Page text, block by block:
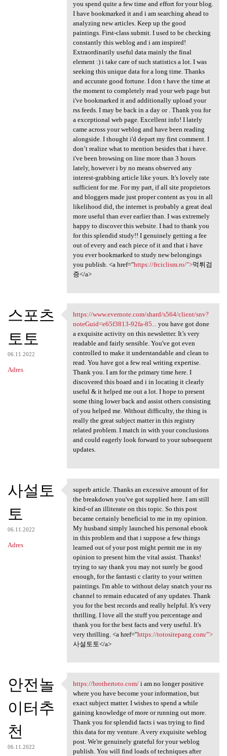
you spend quite a few time and effort for your blog.
I have bookmarked it and i am searching ahead to
analyzing new articles. Keep up the good
paintings. First-class submit. I used to be checking
constantly this weblog and i am inspired!
Extraordinarily useful data mainly the final
element :) i take care of such statistics a lot. I was
seeking this unique data for a long time. Thanks
and accurate good fortune. I don t have the time at
the moment to completely read your web page but
i've bookmarked it and additionally upload your
rss feeds. I may be back in a day or . Thank you for
a exceptional web page. Excellent info! I lately
came across your weblog and have been reading
alongside. I thought i'd depart my first comment. I
don’t realize what to mention besides that i have.
i've been browsing on line more than 3 hours
lately, however i by no means observed any
interest-grabbing article like yours. It's lovely rate
sufficient for me. For my part, if all site proprietors
and bloggers made just proper content as you in all
likelihood did, the internet is probably a great deal
more useful than ever earlier than. I was extremely
happy to discover this website. I had to thank you
for this splendid study!! I genuinely getting a fee
out of every and each piece of it and that i have
you ever bookmarked to study new belongings
you publish. <a href="https://frciclism.ro/">먹튀검
증</a>
스포츠
토토
06.11.2022
Adres
https://www.evernote.com
https://www.evernote.com/shard/s564/client/snv?
noteGuid=e65f3813-92fa-85...you have got done
a exquisite activity on this newsletter. It’s very
readable and fairly sensible. You've got even
controlled to make it understandable and clean to
read. You have got a few real writing expertise.
Thank you. I am for the primary time here. I
discovered this board and i in locating it clearly
useful & it helped me out a lot. I hope to present
some thing lower back and assist others consisting
of you helped me. Without difficulty, the thing is
really the great subject matter in this registry
related problem. I match in with your conclusions
and could eagerly look forward to your subsequent
updates.
사설토
토
06.11.2022
Adres
superb article. Thanks an
superb article. Thanks an excessive amount of for
the breakdown you've got supplied here. I am still
kind-of an illiterate on this topic. So this post
became certainly beneficial to me in my opinion.
My husband simply launched his personal ebook
in this problem and that i suppose a few things
learned out of your post might permit me in my
opinion to present him the vital assist. Thanks!
trying to say thank you may not surely be good
enough, for the fantasti c clarity to your written
paintings. I'm able to without delay snatch your rss
channel to remain educated of any updates. Thank
you for the best records and really helpful. It's very
thrilling. I love all the stuff you percentage and
thank you for the best facts and very useful. It's
very thrilling. <a href="https://totositepang.com/">
사설토토</a>
안전놀
이터추
천
06.11.2022
https://brothertoto.com/ i am
https://brothertoto.com/i am no longer positive
where you have become your information, but
exact subject matter. I wishes to spend a while
gaining knowledge of more or running out more.
Thank you for splendid facts i was trying to find
this data for my venture. A very exquisite weblog
post. We're genuinely grateful for your weblog
publish. You will find loads of techniques after